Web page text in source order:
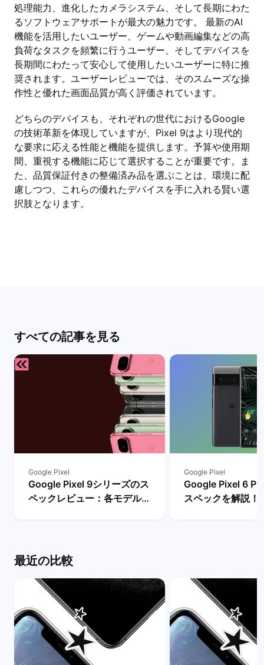
処理能力、進化したカメラシステム、そして長期にわた
るソフトウェアサポートが最大の魅力です。 最新のAI
機能を活用したいユーザー、ゲームや動画編集などの高
負荷なタスクを頻繁に行うユーザー、そしてデバイスを
長期間にわたって安心して使用したいユーザーに特に推
奨されます。ユーザーレビューでは、そのスムーズな操
作性と優れた画面品質が高く評価されています。
どちらのデバイスも、それぞれの世代におけるGoogle
の技術革新を体現していますが、Pixel 9はより現代的
な要求に応える性能と機能を提供します。予算や使用期
間、重視する機能に応じて選択することが重要です。ま
た、品質保証付きの整備済み品を選ぶことは、環境に配
慮しつつ、これらの優れたデバイスを手に入れる賢い選
択肢となります。
すべての記事を見る
Google Pixel
Google Pixel 9シリーズのス
ペックレビュー：各モデルの
Google Pixel
Google Pixel 6
スペックを解説！
最近の比較